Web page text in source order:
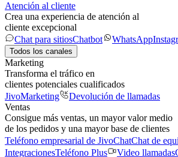
Atención al cliente
Crea una experiencia de atención al
cliente excepcional
Chat para sitiosChatbot WhatsApp
Todos los canales
Marketing
Transforma el tráfico en
clientes potenciales cualificados
JivoMarketing
Devolución de llamadas
Ventas
Consigue más ventas, un mayor valor medio
de los pedidos y una mayor base de clientes
Teléfono empresarial de JivoChatChat de
IntegracionesTeléfono Plus Video llamadas